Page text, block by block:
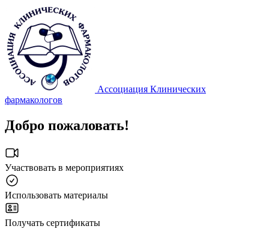
Ассоциация Клинических
фармакологов
Добро пожаловать!
Участвовать в мероприятиях
Использовать материалы
Получать сертификаты